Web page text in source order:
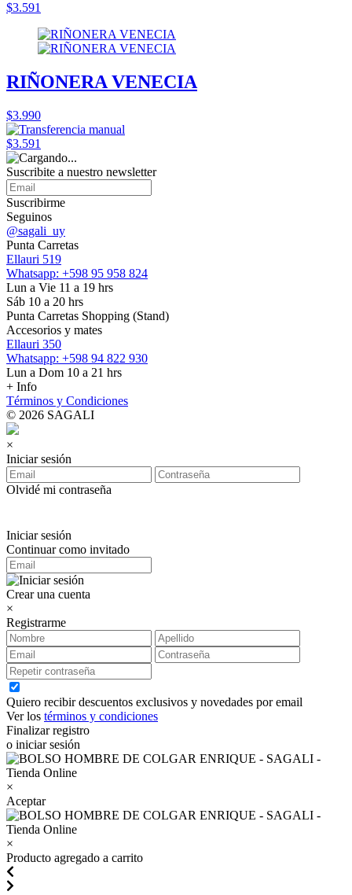
$3.591
RIÑONERA VENECIA
$3.990
$3.591
Suscribite a nuestro newsletter
Suscribirme
Seguinos
@sagali_uy
Punta Carretas
Ellauri 519
Whatsapp: +598 95 958 824
Lun a Vie 11 a 19 hrs
Sáb 10 a 20 hrs
Punta Carretas Shopping (Stand)
Accesorios y mates
Ellauri 350
Whatsapp: +598 94 822 930
Lun a Dom 10 a 21 hrs
+ Info
Términos y Condiciones
© 2026 SAGALI
×
Iniciar sesión
Olvidé mi contraseña
Iniciar sesión
Continuar como invitado
Crear una cuenta
×
Registrarme
Quiero recibir descuentos exclusivos y novedades por email
Ver los términos y condiciones
Finalizar registro
o iniciar sesión
×
Aceptar
×
Producto agregado a carrito